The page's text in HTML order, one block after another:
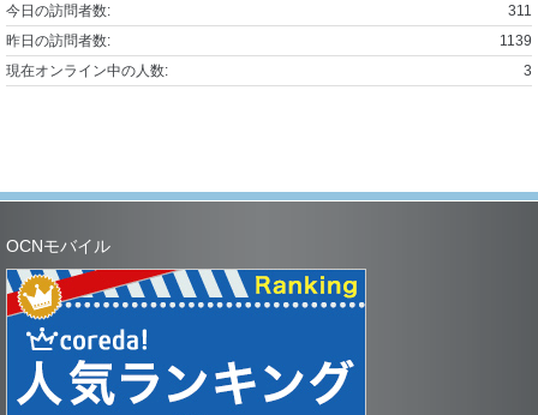
311
今日の訪問者数:
1139
昨日の訪問者数:
3
現在オンライン中の人数:
OCNモバイル